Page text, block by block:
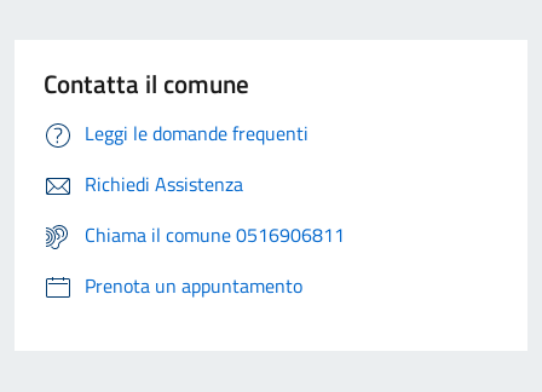
Contatta il comune
Leggi le domande frequenti
Richiedi Assistenza
Chiama il comune 0516906811
Prenota un appuntamento